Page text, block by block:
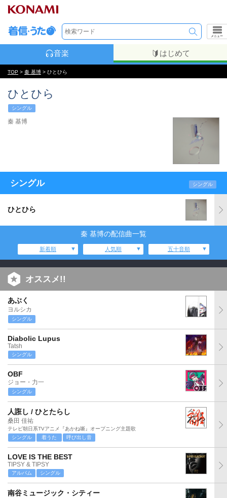
メニュー
音楽 はじめて
TOP > 秦 基博 > ひとひら
ひとひら
シングル
秦 基博
シングル シングル
ひとひら
秦 基博の配信曲一覧
新着順 人気順 五十音順
オススメ!!
あぶく
ヨルシカ
シングル
Diabolic Lupus
Tatsh
シングル
OBF
ジョー・力一
シングル
人誑し / ひとたらし
桑田 佳祐
テレビ朝日系TVアニメ『あかね噺』オープニング主題歌
シングル
着うた 呼び出し音
LOVE IS THE BEST
TIPSY & TIPSY
アルバム シングル
南谷ミュージック・シティー